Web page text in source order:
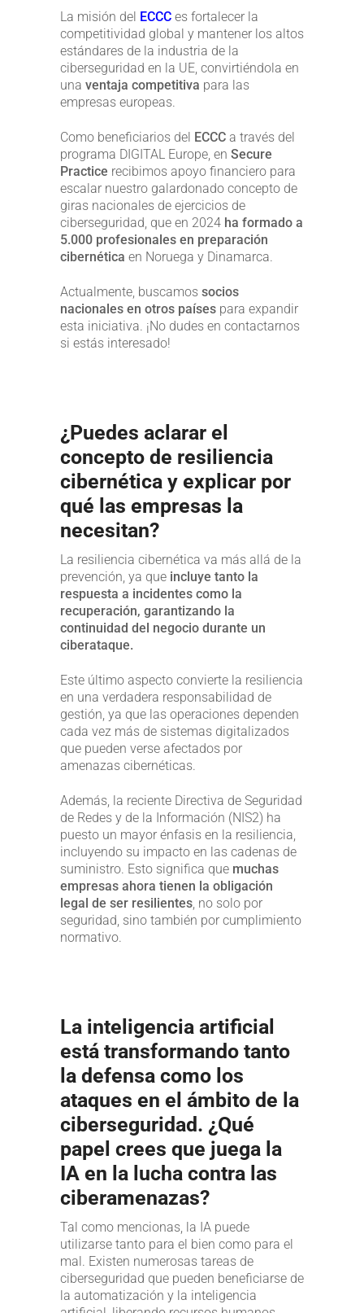
La misión del ECCC es fortalecer la
competitividad global y mantener los altos
estándares de la industria de la
ciberseguridad en la UE, convirtiéndola en
una ventaja competitiva para las
empresas europeas.
Como beneficiarios del ECCC a través del
programa DIGITAL Europe, en Secure
Practice recibimos apoyo financiero para
escalar nuestro galardonado concepto de
giras nacionales de ejercicios de
ciberseguridad, que en 2024 ha formado a
5.000 profesionales en preparación
cibernética en Noruega y Dinamarca.
Actualmente, buscamos socios
nacionales en otros países para expandir
esta iniciativa. ¡No dudes en contactarnos
si estás interesado!
¿Puedes aclarar el
concepto de resiliencia
cibernética y explicar por
qué las empresas la
necesitan?
La resiliencia cibernética va más allá de la
prevención, ya que incluye tanto la
respuesta a incidentes como la
recuperación, garantizando la
continuidad del negocio durante un
ciberataque.
Este último aspecto convierte la resiliencia
en una verdadera responsabilidad de
gestión, ya que las operaciones dependen
cada vez más de sistemas digitalizados
que pueden verse afectados por
amenazas cibernéticas.
Además, la reciente Directiva de Seguridad
de Redes y de la Información (NIS2) ha
puesto un mayor énfasis en la resiliencia,
incluyendo su impacto en las cadenas de
suministro. Esto significa que muchas
empresas ahora tienen la obligación
legal de ser resilientes, no solo por
seguridad, sino también por cumplimiento
normativo.
La inteligencia artificial
está transformando tanto
la defensa como los
ataques en el ámbito de la
ciberseguridad. ¿Qué
papel crees que juega la
IA en la lucha contra las
ciberamenazas?
Tal como mencionas, la IA puede
utilizarse tanto para el bien como para el
mal. Existen numerosas tareas de
ciberseguridad que pueden beneficiarse de
la automatización y la inteligencia